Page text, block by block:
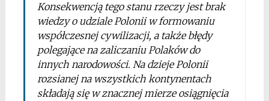
Konsekwencją tego stanu rzeczy jest brak
wiedzy o udziale Polonii w formowaniu
współczesnej cywilizacji, a także błędy
polegające na zaliczaniu Polaków do
innych narodowości. Na dzieje Polonii
rozsianej na wszystkich kontynentach
składają się w znacznej mierze osiągnięcia